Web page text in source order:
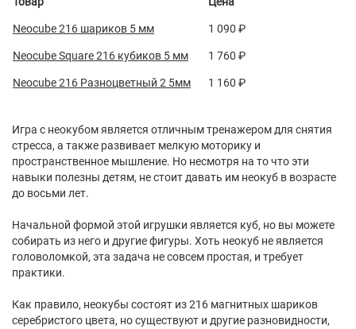
Neocube 216 шариков 5 мм 1 090 ₽
Neocube Square 216 кубиков 5 мм 1 760 ₽
Neocube 216 Разноцветный 2 5мм 1 160 ₽
Игра с неокубом является отличным тренажером для снятия
стресса, а также развивает мелкую моторику и
пространственное мышление. Но несмотря на то что эти
навыки полезны детям, не стоит давать им неокуб в возрасте
до восьми лет.
Начальной формой этой игрушки является куб, но вы можете
собирать из него и другие фигуры. Хоть неокуб не является
головоломкой, эта задача не совсем простая, и требует
практики.
Как правило, неокубы состоят из 216 магнитных шариков
серебристого цвета, но существуют и другие разновидности,